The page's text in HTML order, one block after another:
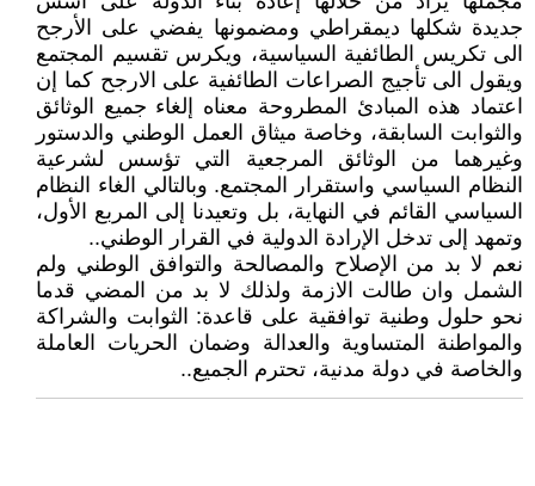
جديدة شكلها ديمقراطي ومضمونها يفضي على الأرجح
الى تكريس الطائفية السياسية، ويكرس تقسيم المجتمع
ويقول الى تأجيج الصراعات الطائفية على الارجح كما إن
اعتماد هذه المبادئ المطروحة معناه إلغاء جميع الوثائق
والثوابت السابقة، وخاصة ميثاق العمل الوطني والدستور
وغيرهما من الوثائق المرجعية التي تؤسس لشرعية
النظام السياسي واستقرار المجتمع. وبالتالي الغاء النظام
السياسي القائم في النهاية، بل وتعيدنا إلى المربع الأول،
وتمهد إلى تدخل الإرادة الدولية في القرار الوطني..
نعم لا بد من الإصلاح والمصالحة والتوافق الوطني ولم
الشمل وان طالت الازمة ولذلك لا بد من المضي قدما
نحو حلول وطنية توافقية على قاعدة: الثوابت والشراكة
والمواطنة المتساوية والعدالة وضمان الحريات العاملة
والخاصة في دولة مدنية، تحترم الجميع..